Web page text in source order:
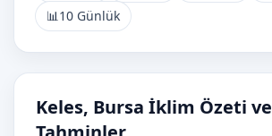
📊10 Günlük
Keles, Bursa İklim Özeti ve